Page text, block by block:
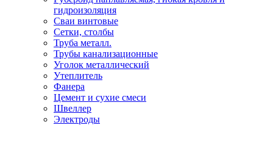
гидроизоляция
Сваи винтовые
Сетки, столбы
Труба металл.
Трубы канализационные
Уголок металлический
Утеплитель
Фанера
Цемент и сухие смеси
Швеллер
Электроды